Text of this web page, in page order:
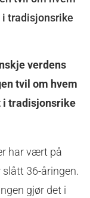
tradisjonsrike
verdens
tvil om hvem
i tradisjonsrike
har vært på
36-åringen.
gjør det i